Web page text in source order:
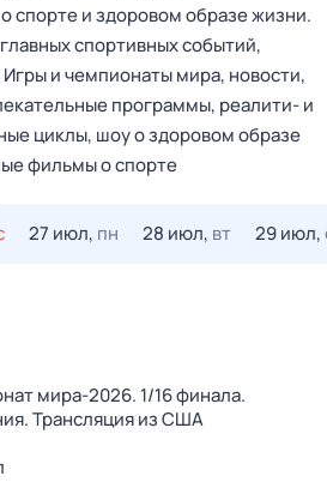
спорте и здоровом образе жизни.
спортивных событий,
и чемпионаты мира, новости,
программы, реалити- и
циклы, шоу о здоровом образе
фильмы о спорте
27 июл, пн 28 июл, вт 29 июл,
мира-2026. 1/16 финала.
Трансляция из США